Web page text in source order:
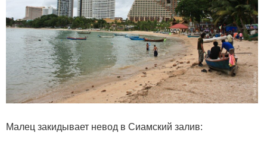
Малец закидывает невод в Сиамский залив: